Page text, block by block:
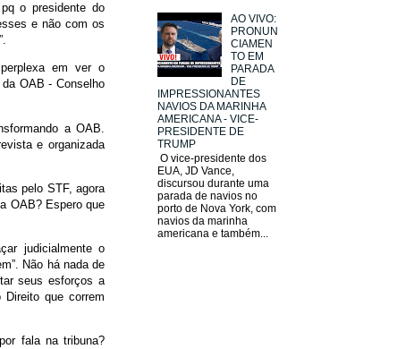
o presidente do
e não com os
em ver o
OAB - Conselho
a OAB.
e organizada
pelo STF, agora
OAB? Espero que
judicialmente o
Não há nada de
seus esforços a
que correm
fala na tribuna?
AO VIVO:
PRONUN
CIAMEN
TO EM
PARADA
DE
IMPRESSIONANTES
NAVIOS DA MARINHA
AMERICANA - VICE-
PRESIDENTE DE
TRUMP
O vice-presidente dos
EUA, JD Vance,
discursou durante uma
parada de navios no
porto de Nova York, com
navios da marinha
americana e também...